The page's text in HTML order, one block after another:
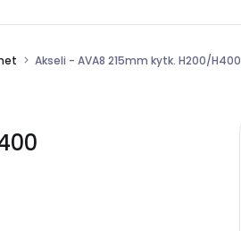
Akseli - AVA8 215mm kytk. H200/H400